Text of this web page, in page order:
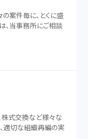
案件毎に、とくに盛
、当事務所にご相談
株式交換など様々な
、適切な組織再編の実